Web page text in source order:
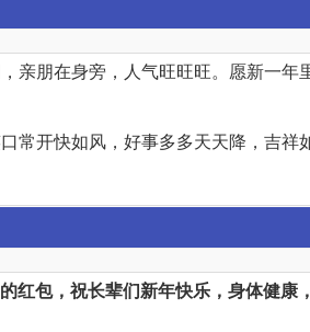
亲朋在身旁，人气旺旺旺。愿新一年
常开快如风，好事多多天天降，吉祥
红包，祝长辈们新年快乐，身体健康